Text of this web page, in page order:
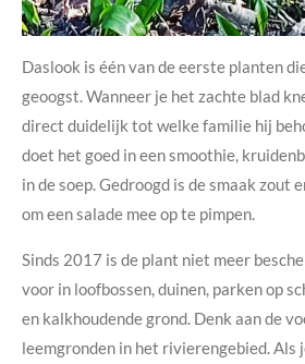
Daslook is één van de eerste planten
geoogst. Wanneer je het zachte blad
direct duidelijk tot welke familie hij
doet het goed in een smoothie,
in de soep. Gedroogd is de smaak zout
om een salade mee op te pimpen.
Sinds 2017 is de plant niet meer
voor in loofbossen, duinen, parken op
en kalkhoudende grond. Denk aan de
leemgronden in het rivierengebied. Als